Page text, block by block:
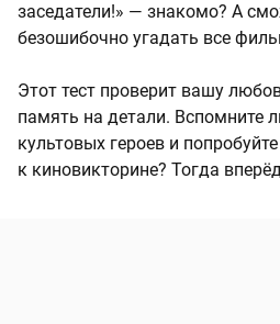
заседатели!» — знакомо? А
безошибочно угадать все
Этот тест проверит вашу
память на детали. Вспомните
культовых героев и
к киновикторине? Тогда